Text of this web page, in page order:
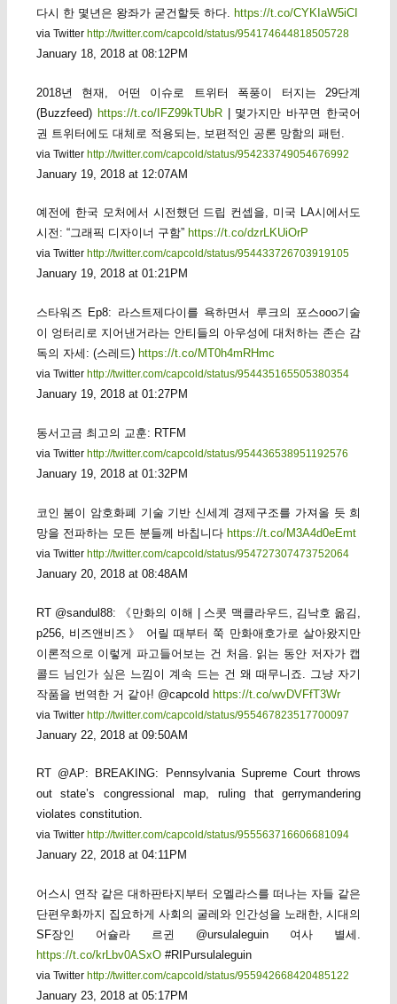
다시 한 몇년은 왕좌가 굳건할듯 하다.
https://t.co/CYKIaW5iCI
via Twitter http://twitter.com/capcold/status/954174644818505728
January 18, 2018 at 08:12PM
2018년 현재, 어떤 이슈로 트위터 폭풍이 터지는 29단계
(Buzzfeed) https://t.co/IFZ99kTUbR| 몇가지만 바꾸면 한국어
권 트위터에도 대체로 적용되는, 보편적인 공론 망함의 패턴.
via Twitter http://twitter.com/capcold/status/954233749054676992
January 19, 2018 at 12:07AM
예전에 한국 모처에서 시전했던 드립 컨셉을, 미국 LA시에서도
시전: “그래픽 디자이너 구함” https://t.co/dzrLKUiOrP
via Twitter http://twitter.com/capcold/status/954433726703919105
January 19, 2018 at 01:21PM
스타워즈 Ep8: 라스트제다이를 욕하면서 루크의 포스ooo기술
이 엉터리로 지어낸거라는 안티들의 아우성에 대처하는 존슨 감
독의 자세: (스레드) https://t.co/MT0h4mRHmc
via Twitter http://twitter.com/capcold/status/954435165505380354
January 19, 2018 at 01:27PM
동서고금 최고의 교훈: RTFM
via Twitter http://twitter.com/capcold/status/954436538951192576
January 19, 2018 at 01:32PM
코인 붐이 암호화폐 기술 기반 신세계 경제구조를 가져올 듯 희
망을 전파하는 모든 분들께 바칩니다 https://t.co/M3A4d0eEmt
via Twitter http://twitter.com/capcold/status/954727307473752064
January 20, 2018 at 08:48AM
RT @sandul88: 《만화의 이해 | 스콧 맥클라우드, 김낙호 옮김,
p256, 비즈앤비즈》 어릴 때부터 쭉 만화애호가로 살아왔지만
이론적으로 이렇게 파고들어보는 건 처음. 읽는 동안 저자가 캡
콜드 님인가 싶은 느낌이 계속 드는 건 왜 때무니죠. 그냥 자기
작품을 번역한 거 같아! @capcold https://t.co/wvDVFfT3Wr
via Twitter http://twitter.com/capcold/status/955467823517700097
January 22, 2018 at 09:50AM
RT @AP: BREAKING: Pennsylvania Supreme Court throws
out state’s congressional map, ruling that gerrymandering
violates constitution.
via Twitter http://twitter.com/capcold/status/955563716606681094
January 22, 2018 at 04:11PM
어스시 연작 같은 대하판타지부터 오멜라스를 떠나는 자들 같은
단편우화까지 집요하게 사회의 굴레와 인간성을 노래한, 시대의
SF장인 어슐라 르귄 @ursulaleguin 여사 별세.
https://t.co/krLbv0ASxO#RIPursulaleguin
via Twitter http://twitter.com/capcold/status/955942668420485122
January 23, 2018 at 05:17PM